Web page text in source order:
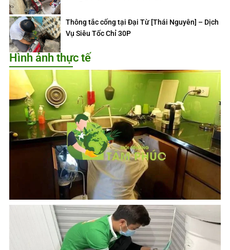
Thông tắc cống tại Đại Từ [Thái Nguyên] – Dịch
Vụ Siêu Tốc Chỉ 30P
Hình ảnh thực tế